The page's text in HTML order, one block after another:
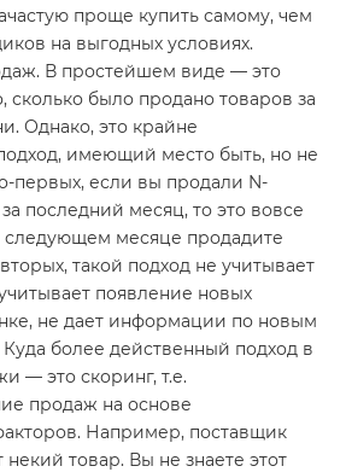
проще купить самому, чем
на выгодных условиях.
В простейшем виде — это
сколько было продано товаров за
Однако, это крайне
имеющий место быть, но не
первых, если вы продали N-
последний месяц, то это вовсе
следующем месяце продадите
такой подход не учитывает
появление новых
не дает информации по новым
более действенный подход в
— это скоринг, т.е.
продаж на основе
Например, поставщик
некий товар. Вы не знаете этот